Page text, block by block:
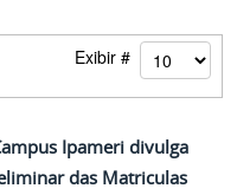
Exibir #
Ipameri divulga
das Matriculas